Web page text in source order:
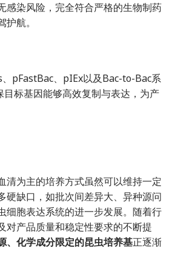
感染风险，完全符合严格的生物制药
航。
pFastBac、pIEx以及Bac-to-Bac系
目标基因能够高效复制与表达，为产
清为主的培养方式虽然可以维持一定
硬缺口，如批次间差异大、异种源问
细胞表达系统的进一步发展。随着行
对产品质量和稳定性要求的不断提
、化学成分限定的昆虫培养基正逐渐